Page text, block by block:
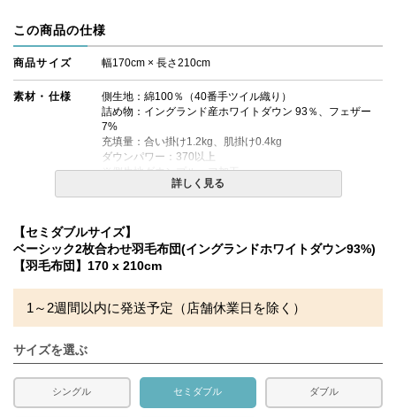
この商品の仕様
商品サイズ 幅170cm × 長さ210cm
素材・仕様
側生地：綿100％（40番手ツイル織り）
詰め物：イングランド産ホワイトダウン 93％、フェザー
7%
充填量：合い掛け1.2kg、肌掛け0.4kg
ダウンパワー：370以上
※側生地ダウンプルーフ加工
ペアタイプ（合い掛け＋肌掛けの2枚合わせタイプ）
生産国 日本
備考
・配送日指定OK！
発生する場合がございます。また発送予定も変更になる場
合があります。
※できる限り実際の色を再現するよう心がけております
詳しく見る
【セミダブルサイズ】
ベーシック2枚合わせ羽毛布団(イングランドホワイトダウン93%)
【羽毛布団】170 x 210cm
1～2週間以内に発送予定（店舗休業日を除く）
サイズを選ぶ
シングル セミダブル ダブル